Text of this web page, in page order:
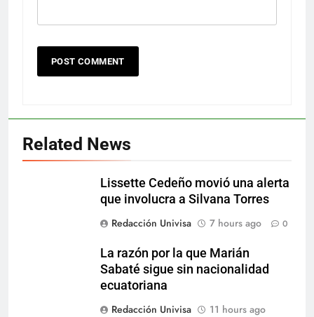
Related News
Lissette Cedeño movió una alerta
que involucra a Silvana Torres
Redacción Univisa
7 hours ago 0
La razón por la que Marián
Sabaté sigue sin nacionalidad
ecuatoriana
Redacción Univisa
11 hours ago